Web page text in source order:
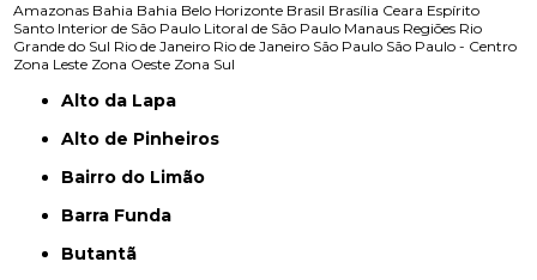
Amazonas Bahia Bahia Belo Horizonte Brasil Brasília Ceara Espírito
Santo Interior de São Paulo Litoral de São Paulo Manaus Regiões Rio
Grande do Sul Rio de Janeiro Rio de Janeiro São Paulo São Paulo - Centro
Zona Leste Zona Oeste Zona Sul
Alto da Lapa
Alto de Pinheiros
Bairro do Limão
Barra Funda
Butantã